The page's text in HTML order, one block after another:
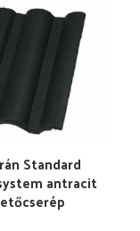
Standard
antracit